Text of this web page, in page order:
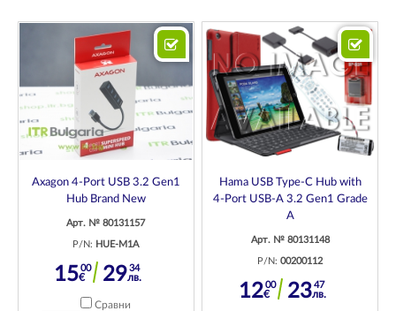
Axagon 4-Port USB 3.2 Gen1
Hub Brand New
Арт. № 80131157
P/N: HUE-M1A
1500
€ 2934
лв.
Сравни
Hama USB Type-C Hub with
4-Port USB-A 3.2 Gen1 Grade
A
Арт. № 80131148
P/N:00200112
1200
€ 2347
лв.